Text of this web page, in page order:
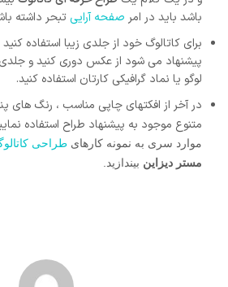
باشد باید در امر صفحه آرایی تبحر داشته
برای کاتالوگ خود از جلدی زیبا استفاده
پیشنهاد می شود از عکس دوری کنید و
لوگو یا نماد گرافیکی کارتان استفاده کنید.
در آخر از افکتهای چاپی مناسب ، رنگ های
متنوع موجود به پیشنهاد طراح استفاده
موارد سری به نمونه کارهای طراحی
مستر دیزاین بیندازید.